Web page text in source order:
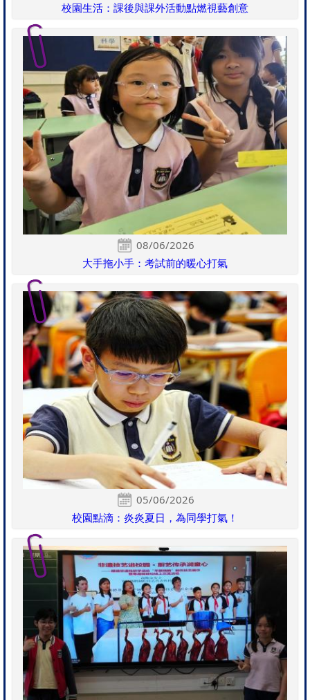
校園生活：課後與課外活動點燃視藝創意
08/06/2026
大手拖小手：考試前的暖心打氣
05/06/2026
校園點滴：炎炎夏日，為同學打氣！